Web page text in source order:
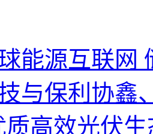
能源互联网
与保利协鑫
质高效光伏生